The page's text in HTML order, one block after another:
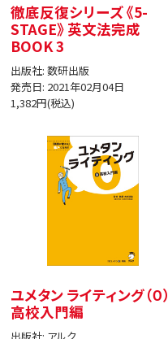
徹底反復シリーズ 《5-
STAGE》 英文法完成
BOOK 3
出版社: 数研出版
発売日: 2021年02月04日
1,382円(税込)
ユメタン ライティング（０）
高校入門編
出版社: アルク